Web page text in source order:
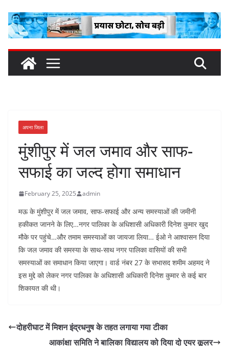
content
अपना जिला
मुंशीपुर में जल जमाव और साफ-
सफाई का जल्द होगा समाधान
February 25, 2025 admin
मऊ के मुंशीपुर में जल जमाव, साफ-सफाई और अन्य समस्याओं की जमीनी
हकीकत जानने के लिए…नगर पालिका के अधिशासी अधिकारी दिनेश कुमार खुद
मौके पर पहुंचे…और तमाम समस्याओं का जायजा लिया… ईओ ने आश्वासन दिया
कि जल जमाव की समस्या के साथ-साथ नगर पालिका वासियों की सभी
समस्याओं का समाधान किया जाएगा। वार्ड नंबर 27 के सभासद शमीम अहमद ने
इस मुद्दे को लेकर नगर पालिका के अधिशासी अधिकारी दिनेश कुमार से कई बार
शिकायत की थी।
दोहरीघाट में मिशन इंद्रधनुष के तहत लगाया गया टीका
आकांक्षा समिति ने बालिका विद्यालय को दिया दो एयर कूलर